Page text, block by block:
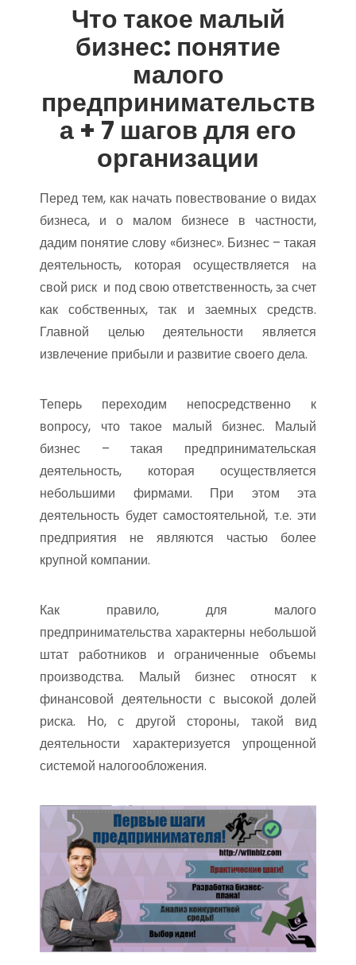
Что такое малый
бизнес: понятие
малого
предпринимательств
а + 7 шагов для его
организации
Перед тем, как начать повествование о видах
бизнеса, и о малом бизнесе в частности,
дадим понятие слову «бизнес». Бизнес – такая
деятельность, которая осуществляется на
свой риск и под свою ответственность, за счет
как собственных, так и заемных средств.
Главной целью деятельности является
извлечение прибыли и развитие своего дела.
Теперь переходим непосредственно к
вопросу, что такое малый бизнес. Малый
бизнес – такая предпринимательская
деятельность, которая осуществляется
небольшими фирмами. При этом эта
деятельность будет самостоятельной, т.е. эти
предприятия не являются частью более
крупной компании.
Как правило, для малого
предпринимательства характерны небольшой
штат работников и ограниченные объемы
производства. Малый бизнес относят к
финансовой деятельности с высокой долей
риска. Но, с другой стороны, такой вид
деятельности характеризуется упрощенной
системой налогообложения.